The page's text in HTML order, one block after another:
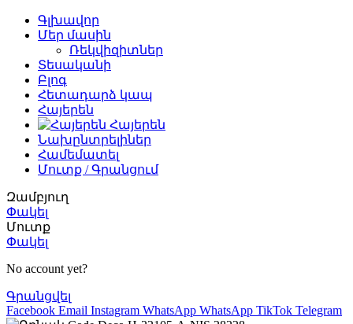
Գլխավոր
Մեր մասին
Ռեկվիզիտներ
Տեսականի
Բլոգ
Հետադարձ կապ
Հայերեն
Հայերեն
Նախընտրելիներ
Համեմատել
Մուտք / Գրանցում
Զամբյուղ
Փակել
Մուտք
Փակել
No account yet?
Գրանցվել
Facebook Email Instagram WhatsApp WhatsApp TikTok Telegram